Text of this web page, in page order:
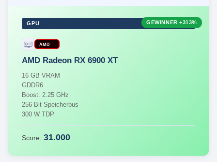
GPU
AMD
AMD Radeon RX 6900 XT
16 GB VRAM
GDDR6
Boost: 2.25 GHz
256 Bit Speicherbus
300 W TDP
Score: 31.000
GEWINNER+313%